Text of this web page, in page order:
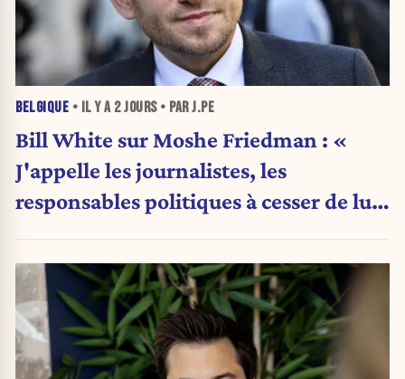
BELGIQUE • IL Y A 2 JOURS• PAR J.PE
Bill White sur Moshe Friedman : «
J'appelle les journalistes, les
responsables politiques à cesser de lui